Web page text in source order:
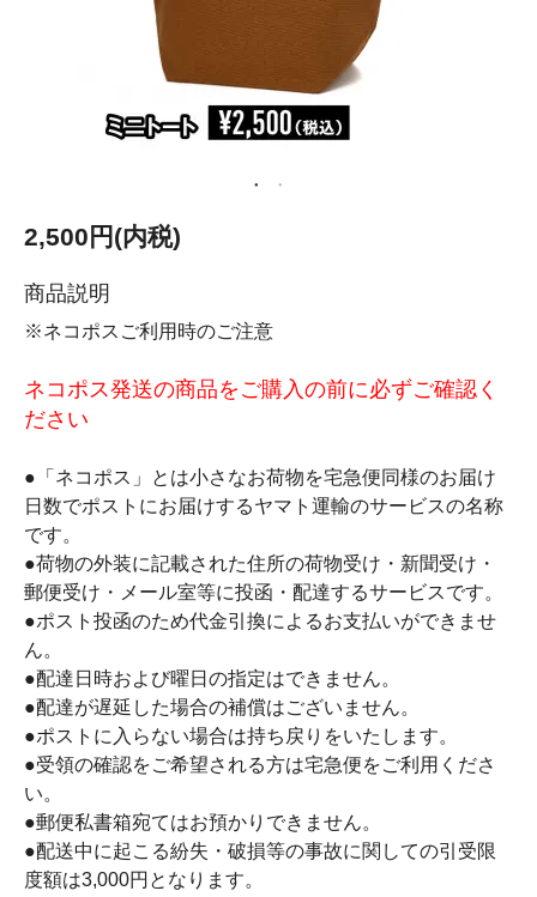
2,500円(内税)
商品説明
※ネコポスご利用時のご注意
ネコポス発送の商品をご購入の前に必ずご確認く
ださい
●「ネコポス」とは小さなお荷物を宅急便同様のお届け
日数でポストにお届けするヤマト運輸のサービスの名称
です。
●荷物の外装に記載された住所の荷物受け・新聞受け・
郵便受け・メール室等に投函・配達するサービスです。
●ポスト投函のため代金引換によるお支払いができませ
ん。
●配達日時および曜日の指定はできません。
●配達が遅延した場合の補償はございません。
●ポストに入らない場合は持ち戻りをいたします。
●受領の確認をご希望される方は宅急便をご利用くださ
い。
●郵便私書箱宛てはお預かりできません。
●配送中に起こる紛失・破損等の事故に関しての引受限
度額は3,000円となります。